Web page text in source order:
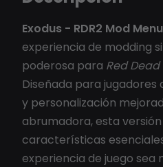
Exodus - RDR2 Mod
experiencia de modding
poderosa para Red
Diseñada para jugadores
y personalización
abrumadora, esta
características
experiencia de juego sea